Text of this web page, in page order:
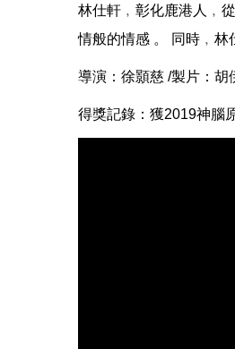
林仕軒﹐彰化鹿港人﹐
情般的情感 。 同時﹐林
導演：徐顥慈 /製片：胡
得獎記錄：獲2019神腦